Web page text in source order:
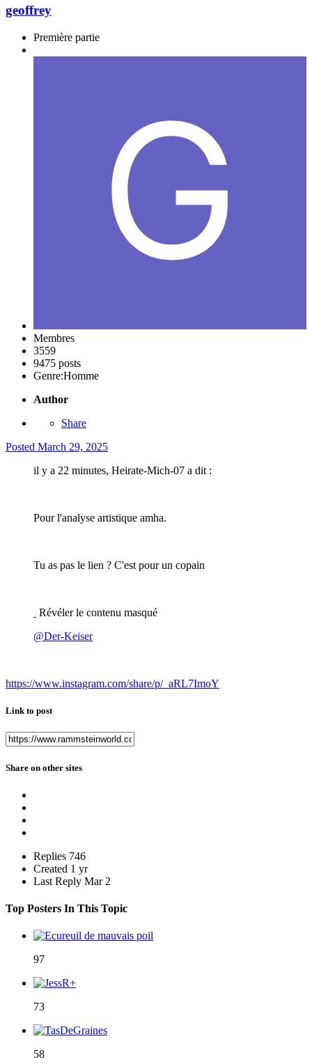
geoffrey
Première partie
Membres
3559
9475 posts
Genre:Homme
Author
Share
Posted March 29, 2025
il y a 22 minutes, Heirate-Mich-07 a dit :
Pour l'analyse artistique amha.
Tu as pas le lien ? C'est pour un copain
Révéler le contenu masqué
@Der-Keiser
https://www.instagram.com/share/p/_aRL7ImoY
Link to post
Share on other sites
Replies 746
Created 1 yr
Last Reply Mar 2
Top Posters In This Topic
97
73
58